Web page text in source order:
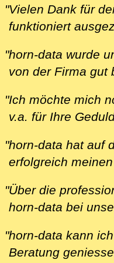
freuen wir uns auf
und bedanken
"Vielen Dank für
funktioniert
"horn-data wurde
von der Firma gut
Alles fand ohne
angenehm
Belange einen
U. aus Lengnau am
"Ich möchte mich
v.a. für Ihre
"horn-data hat auf
erfolgreich
Rechner in
für alle meine
Ipad) verwende.
Ausgangslage
"Über die
horn-data bei
beraten und
ernstgenommen.
"horn-data kann
Beratung